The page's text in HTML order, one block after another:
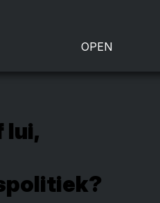
lui,